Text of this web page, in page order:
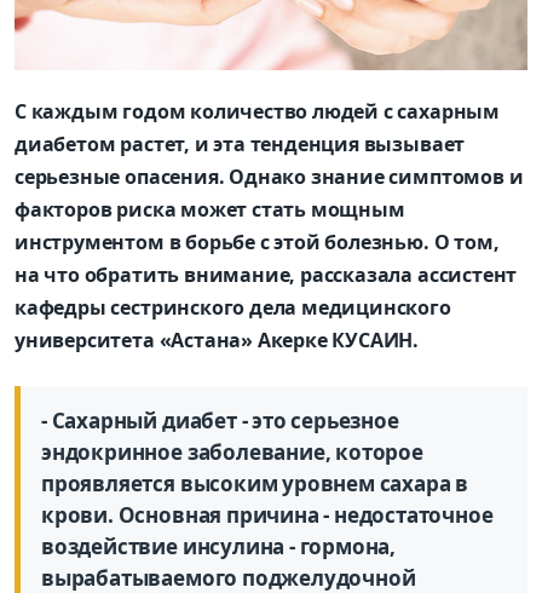
С каждым годом количество людей с сахарным
диабетом растет, и эта тенденция вызывает
серьезные опасения. Однако знание симптомов и
факторов риска может стать мощным
инструментом в борьбе с этой болезнью. О том,
на что обратить внимание, рассказала ассистент
кафедры сестринского дела медицинского
университета «Астана» Акерке КУСАИН.
- Сахарный диабет - это серьезное
эндокринное заболевание, которое
проявляется высоким уровнем сахара в
крови. Основная причина - недостаточное
воздействие инсулина - гормона,
вырабатываемого поджелудочной